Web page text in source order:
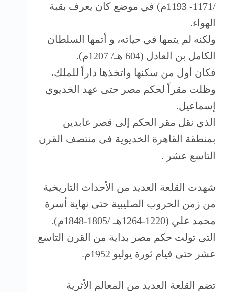
/1171- 1193م) في موضع كان يعرف بقبة
الهواء.
ولكنه لم يتمها في حياته، و أتمها السلطان
الكامل بن العادل (604 هـ/ 1207م).
فكان أول من سكنها واتخذها داراً للملك،
وظلت مقراً لحكم مصر حتى عهد الخديوي
إسماعيل.
الذي نقل مقر الحكم إلى قصر عابدين
بمنطقة القاهرة الخديوية فى منتصف القرن
التاسع عشر .
شهدت القلعة العديد من الأحداث التاريخية
من زمن الحروب الصليبية حتى نهاية أسرة
محمد علي (1220-1264هـ /1805-1848م).
التى تولت حكم مصر بداية من القرن التاسع
عشر حتى قيام ثورة يوليو 1952م.
تضم القلعة العديد من المعالم الأثرية